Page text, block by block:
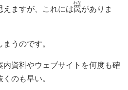
えますが、これには罠
わな
がありま
うのです。
資料やウェブサイトを何度も確
のも早い。